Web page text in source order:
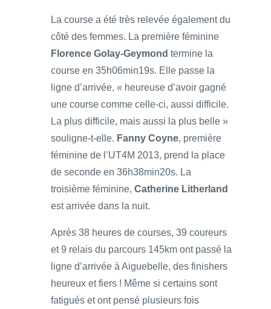
La course a été très relevée également du
côté des femmes. La première féminine
Florence Golay-Geymond termine la
course en 35h06min19s. Elle passe la
ligne d’arrivée, « heureuse d’avoir gagné
une course comme celle-ci, aussi difficile.
La plus difficile, mais aussi la plus belle »
souligne-t-elle. Fanny Coyne, première
féminine de l’UT4M 2013, prend la place
de seconde en 36h38min20s. La
troisième féminine, Catherine Litherland
est arrivée dans la nuit.
Après 38 heures de courses, 39 coureurs
et 9 relais du parcours 145km ont passé la
ligne d’arrivée à Aiguebelle, des finishers
heureux et fiers ! Même si certains sont
fatigués et ont pensé plusieurs fois